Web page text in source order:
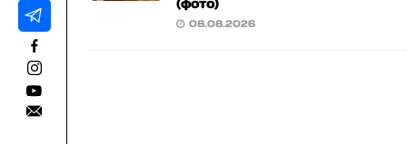
(фото)
08.08.2026